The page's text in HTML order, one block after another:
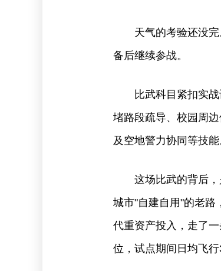
天气的考验还没
备后继续参战。
比武科目紧扣实
堵路段疏导、校园周
及空地警力协同等技
这场比武的背后
城市"自建自用"的老路
代重资产投入，走了
位，试点期间日均飞